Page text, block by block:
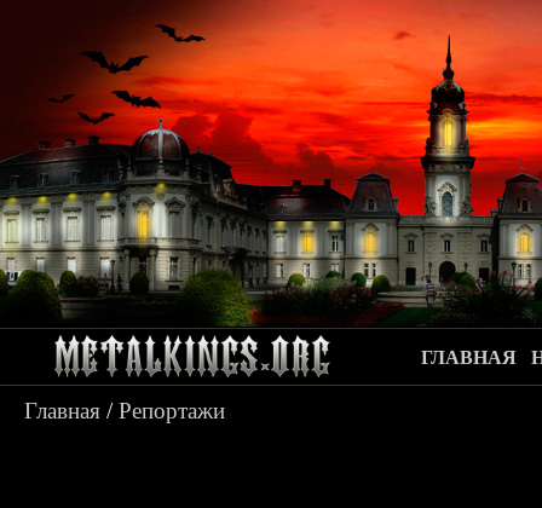
ГЛАВНАЯ
Главная /Репортажи